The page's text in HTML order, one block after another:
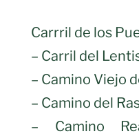
Carrril de los
– Carril del
– Camino Viejo
– Camino del
– Camino